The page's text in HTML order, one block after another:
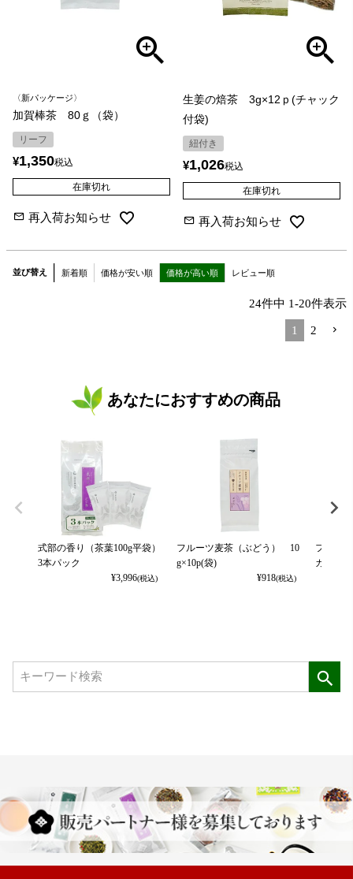
〈新パッケージ〉
加賀棒茶 80ｇ（袋）
リーフ
¥1,350税込
在庫切れ
再入荷お知らせ
生姜の焙茶 3g×12ｐ(チャック
付袋)
紐付き
¥1,026税込
在庫切れ
再入荷お知らせ
並び替え 新着順 価格が安い順 価格が高い順 レビュー順
24件中 1-20件表示
1 2
あなたにおすすめの商品
式部の香り（茶葉100g平袋）
3本パック
¥3,996(税込)
フルーツ麦茶（ぶどう） 10
g×10p(袋)
¥918(税込)
フルー
カット